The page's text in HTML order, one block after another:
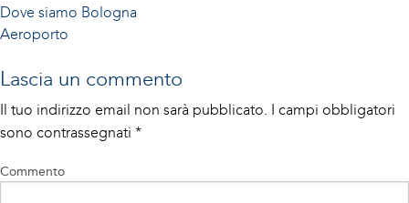
Navigazione
articoli
Dove siamo Bologna
Aeroporto
Lascia un commento
Il tuo indirizzo email non sarà pubblicato. I campi obbligatori
sono contrassegnati *
Commento